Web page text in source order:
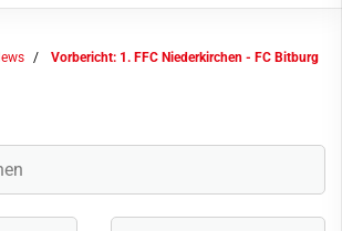
Vorbericht: 1. FFC Niederkirchen - FC Bitburg